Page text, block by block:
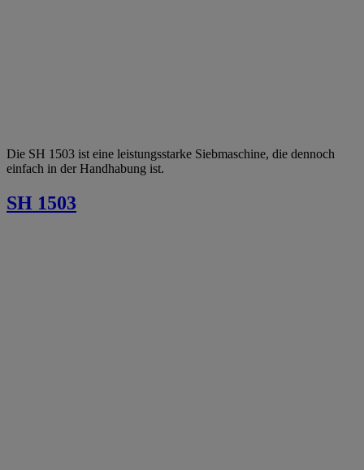
Die SH 1503 ist eine leistungsstarke Siebmaschine, die dennoch
einfach in der Handhabung ist.
SH 1503